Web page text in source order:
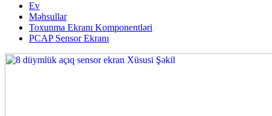
Ev
Məhsullar
Toxunma Ekranı Komponentləri
PCAP Sensor Ekranı